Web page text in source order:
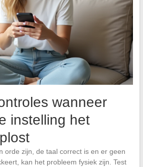
wanneer
instelling het
orde zijn, de taal correct is en er geen
kan het probleem fysiek zijn. Test